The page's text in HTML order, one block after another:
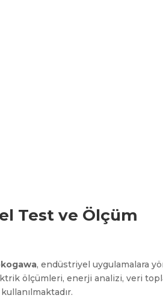
Test ve Ölçüm
, endüstriyel uygulamalara
ölçümleri, enerji analizi, veri